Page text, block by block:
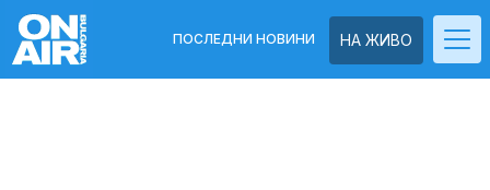
НА ЖИВО
ПОСЛЕДНИ НОВИНИ